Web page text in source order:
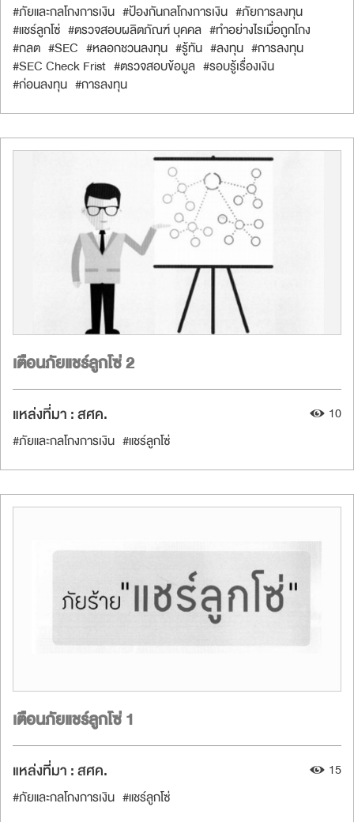
#ภัยและกลโกงการเงิน #ป้องกันกลโกงการเงิน #ภัยการลงทุน
#แชร์ลูกโซ่ #ตรวจสอบผลิตภัณฑ์ บุคคล #ทำอย่างไรเมื่อถูกโกง
#กลต #SEC #หลอกชวนลงทุน #รู้ทัน #ลงทุน #การลงทุน
#SEC Check Frist #ตรวจสอบข้อมูล #รอบรู้เรื่องเงิน
#ก่อนลงทุน #การลงทุน
เตือนภัยแชร์ลูกโซ่ 2
แหล่งที่มา :สศค.
#ภัยและกลโกงการเงิน #แชร์ลูกโซ่
10
เตือนภัยแชร์ลูกโซ่ 1
แหล่งที่มา :สศค.
#ภัยและกลโกงการเงิน #แชร์ลูกโซ่
15